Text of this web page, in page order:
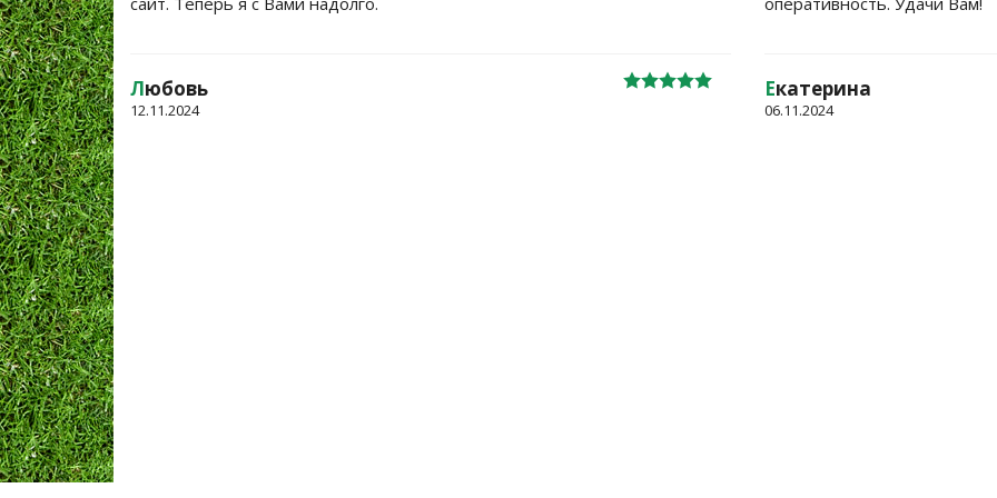
Любовь
12.11.2024
Екатерина
06.11.2024